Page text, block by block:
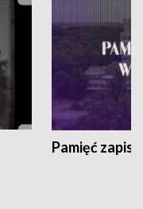
Pamięć